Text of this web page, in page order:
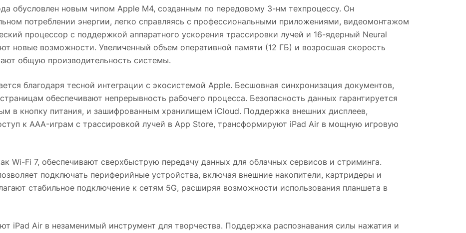
обусловлен новым чипом Apple M4, созданным по передовому 3-нм техпроцессу. Он
потреблении энергии, легко справляясь с профессиональными приложениями, видеомонтажом
процессор с поддержкой аппаратного ускорения трассировки лучей и 16-ядерный Neural
новые возможности. Увеличенный объем оперативной памяти (12 ГБ) и возросшая скорость
общую производительность системы.
благодаря тесной интеграции с экосистемой Apple. Бесшовная синхронизация документов,
обеспечивают непрерывность рабочего процесса. Безопасность данных гарантируется
в кнопку питания, и зашифрованным хранилищем iCloud. Поддержка внешних дисплеев,
к AAA-играм с трассировкой лучей в App Store, трансформируют iPad Air в мощную игровую
Wi-Fi 7, обеспечивают сверхбыструю передачу данных для облачных сервисов и стриминга.
подключать периферийные устройства, включая внешние накопители, картридеры и
стабильное подключение к сетям 5G, расширяя возможности использования планшета в
iPad Air в незаменимый инструмент для творчества. Поддержка распознавания силы нажатия и